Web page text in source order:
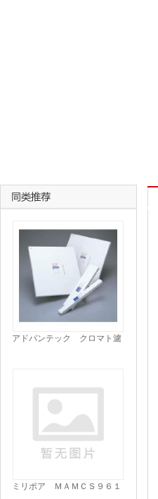
アドバンテック クロマト濾
ミリポア ＭＡＭＣＳ９６１